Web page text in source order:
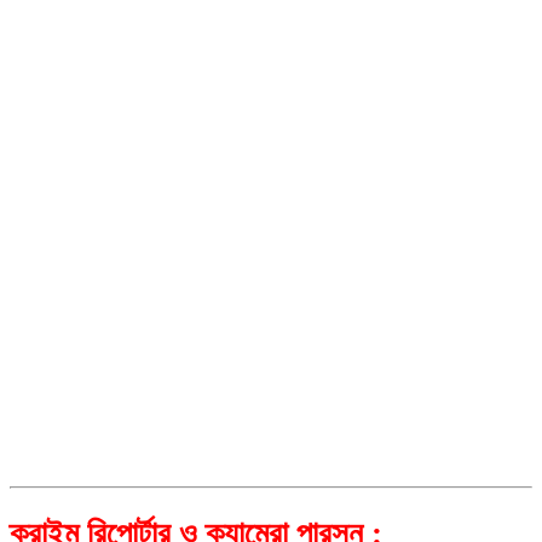
ক্রাইম রিপোর্টার ও ক্যামেরা পারসন :